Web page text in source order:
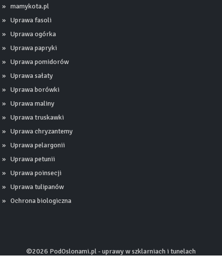
mamykota.pl
Uprawa fasoli
Uprawa ogórka
Uprawa papryki
Uprawa pomidorów
Uprawa sałaty
Uprawa borówki
Uprawa maliny
Uprawa truskawki
Uprawa chryzantemy
Uprawa pelargonii
Uprawa petunii
Uprawa poinsecji
Uprawa tulipanów
Ochrona biologiczna
©2026 PodOslonami.pl - uprawy w szklarniach i tunelach